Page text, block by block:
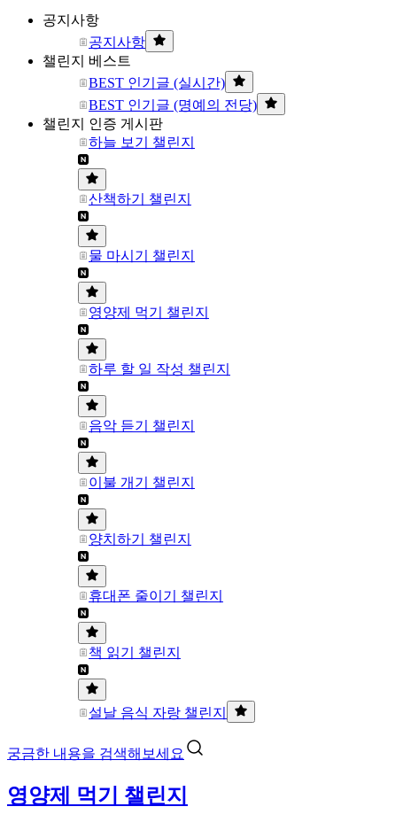
공지사항
공지사항
챌린지 베스트
BEST 인기글 (실시간)
BEST 인기글 (명예의 전당)
챌린지 인증 게시판
하늘 보기 챌린지
산책하기 챌린지
물 마시기 챌린지
영양제 먹기 챌린지
하루 할 일 작성 챌린지
음악 듣기 챌린지
이불 개기 챌린지
양치하기 챌린지
휴대폰 줄이기 챌린지
책 읽기 챌린지
설날 음식 자랑 챌린지
궁금한 내용을 검색해보세요
영양제 먹기 챌린지